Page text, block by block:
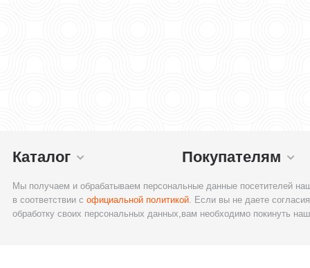
Каталог Покупателям
Мы получаем и обрабатываем персональные данные посетителей
в соответствии софициальной политикой. Если вы не даете
обработку своих персональных данных,вам необходимо покинуть